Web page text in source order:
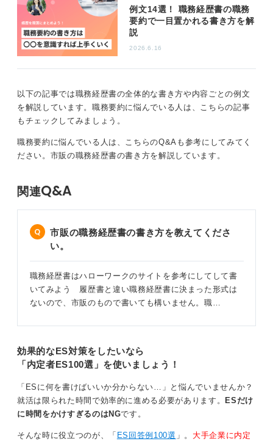
職務要約の冒頭、特に最初の1行で採用担当者の興味を引
くことが肝心です。「この人、いいね」と思わせるよう
な、応募企業に関連性が高く、あなたの強みが明確に伝
を具体的に描けるようになります。
職務要約はあなたの「顔」となる部分です。応募企業が
何を求めているかを徹底的に理解し、それに合わせてあ
なたの経験をカスタマイズしてアピールすることが、書
類選考突破、ひいては転職成功への鍵となります。
例文14選！ 職務経歴書の職務
要約で一目置かれる書き方を解
説
2026.6.16
以下の記事では職務経歴書の全体的な書き方や内容ごとの例文
を解説しています。職務要約に悩んでいる人は、こちらの記事
もチェックしてみましょう。
職務要約に悩んでいる人は、こちらのQ&Aも参考にしてみてく
ださい。市販の職務経歴書の書き方を解説しています。
関連Q&A
市販の職務経歴書の書き方を教えてくださ
い。
職務経歴書はハローワークのサイトを参考にしてして書
いてみよう 履歴書と違い職務経歴書に決まった形式は
ないので、市販のもので書いても構いません。職…
効果的なES対策をしたいなら
「内定者ES100選」を使いましょう！
「ESに何を書けばいいか分からない…」と悩んでいませんか？
就活は限られた時間で効率的に進める必要があります。
ESだけ
に時間をかけすぎるのはNGです。
そんな時に役立つのが、「 ES回答例100選 」。 大手企業に内定